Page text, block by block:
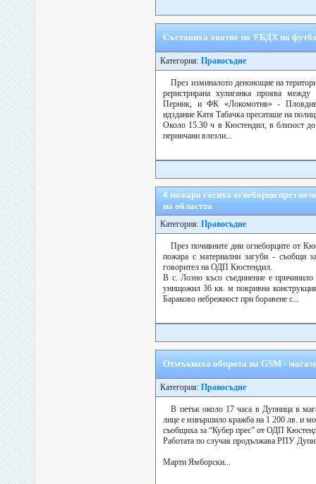
Съставиха акотве по УБДХ на
Категория: Правосъдие
През изминалото денонощие на
реристрирана хулиганка проява
Перник, и ФК «Локомотив» -
идздание Катя Табачка пресаташе на
Около 15.30 ч в Кюстендил, в близост
перничани влезли...
4 пожара гасиха огнеборци през
на областта
Категория: Правосъдие
През почивните дни огнеборците от
пожара с материални загуби - съобщи
говорител на ОДП Кюстендил.
В с. Лозно късо съединение е причинило
унищожил 36 кв. м покривна
Бараково небрежност при боравене с...
Отмъкнаха оборота на GSM -
Категория: Правосъдие
В петък около 17 часа в Дупница в
лице е извършило кражба на 1 200 лв. и
съобщиха за “Кубер прес” от ОДП
Работата по случая продължава РПУ
Марти Ямборски...